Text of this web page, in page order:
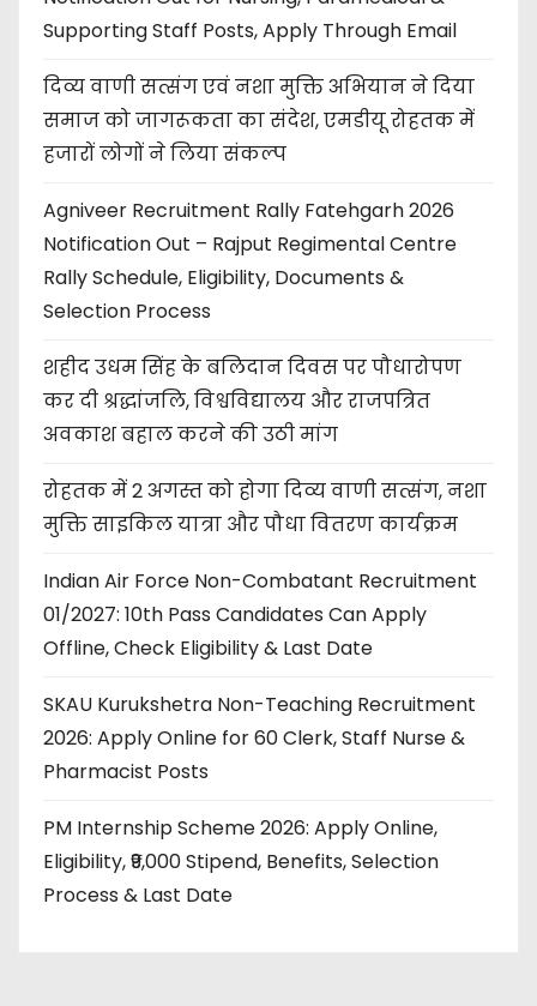
Supporting Staff Posts, Apply Through Email
दिव्य वाणी सत्संग एवं नशा मुक्ति अभियान ने दिया
समाज को जागरूकता का संदेश, एमडीयू रोहतक में
हजारों लोगों ने लिया संकल्प
Agniveer Recruitment Rally Fatehgarh 2026
Notification Out – Rajput Regimental Centre
Rally Schedule, Eligibility, Documents &
Selection Process
शहीद उधम सिंह के बलिदान दिवस पर पौधारोपण
कर दी श्रद्धांजलि, विश्वविद्यालय और राजपत्रित
अवकाश बहाल करने की उठी मांग
रोहतक में 2 अगस्त को होगा दिव्य वाणी सत्संग, नशा
मुक्ति साइकिल यात्रा और पौधा वितरण कार्यक्रम
Indian Air Force Non-Combatant Recruitment
01/2027: 10th Pass Candidates Can Apply
Offline, Check Eligibility & Last Date
SKAU Kurukshetra Non-Teaching Recruitment
2026: Apply Online for 60 Clerk, Staff Nurse &
Pharmacist Posts
PM Internship Scheme 2026: Apply Online,
Eligibility, ₹9,000 Stipend, Benefits, Selection
Process & Last Date